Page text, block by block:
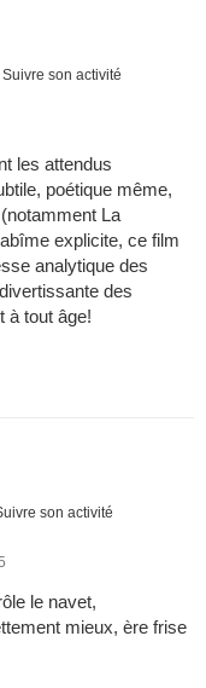
Suivre son activité
les attendus
poétique même,
La
explicite, ce film
analytique des
des
à tout âge!
son activité
le navet,
mieux, ère frise